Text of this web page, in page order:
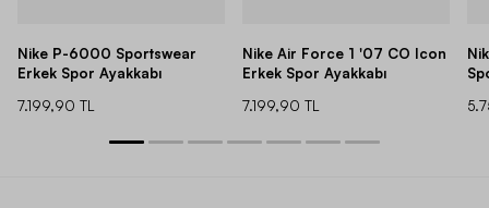
Nike P-6000 Sportswear
Erkek Spor Ayakkabı
7.199,90 TL
Nike Air Force 1 '07 CO Icon
Erkek Spor Ayakkabı
7.199,90 TL